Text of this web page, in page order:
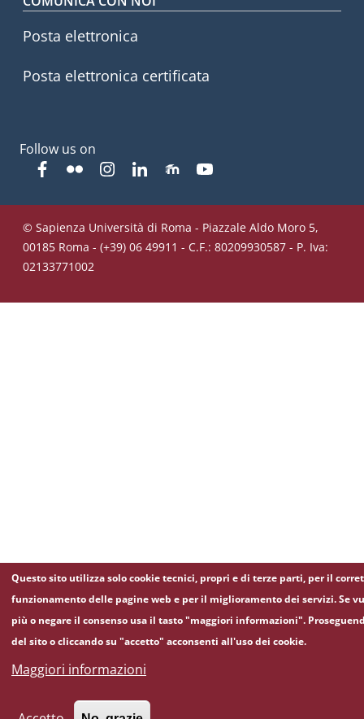
Posta elettronica
Posta elettronica certificata
Follow us on
Facebook
Flickr InstagramLinkedinMoodle
© Sapienza Università di Roma - Piazzale Aldo Moro 5,
00185 Roma - (+39) 06 49911 - C.F.: 80209930587 - P. Iva:
02133771002
Questo sito utilizza solo cookie tecnici, propri e di terze parti, per il
funzionamento delle pagine web e per il miglioramento dei servizi. Se
più o negare il consenso usa il tasto "maggiori informazioni".
del sito o cliccando su "accetto" acconsenti all'uso dei cookie.
Maggiori informazioni